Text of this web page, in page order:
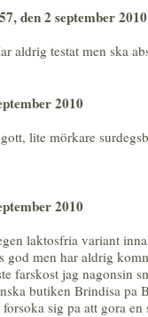
den 2 september 2010
aldrig testat men ska
2010
lite mörkare
2010
laktosfria variant
god men har aldrig
farskost jag nagonsin
butiken Brindisa pa
sig pa att gora